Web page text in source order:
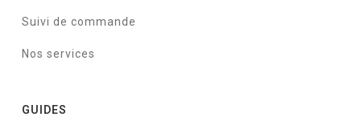
Suivi de commande
Nos services
GUIDES